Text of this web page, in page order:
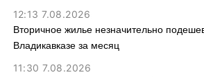
12:13 7.08.2026
Вторичное жилье незначительно
Владикавказе за месяц
11:30 7.08.2026